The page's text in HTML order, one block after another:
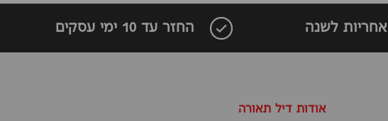
אחריות לשנה החזר עד 10 ימי עסקים
אודות דיל תאורה